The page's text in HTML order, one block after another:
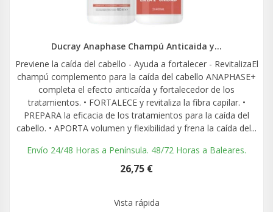
Ducray Anaphase Champú Anticaida y...
Previene la caída del cabello - Ayuda a fortalecer - RevitalizaEl
champú complemento para la caída del cabello ANAPHASE+
completa el efecto anticaída y fortalecedor de los
tratamientos. • FORTALECE y revitaliza la fibra capilar. •
PREPARA la eficacia de los tratamientos para la caída del
cabello. • APORTA volumen y flexibilidad y frena la caída del...
Envío 24/48 Horas a Península. 48/72 Horas a Baleares.
26,75 €
Vista rápida